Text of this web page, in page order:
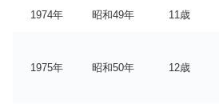
1974年 昭和49年 11歳
1975年 昭和50年 12歳